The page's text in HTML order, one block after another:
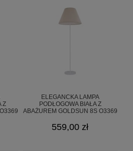
Z
ELEGANCKA LAMPA
PODŁOGOWA BIAŁA Z
ABAŻUREM GOLDSUN 8S O3369
559,00 zł